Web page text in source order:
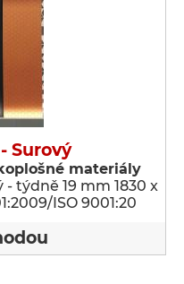
Surový
materiály
týdně 19 mm 1830 x
ISO 9001:20